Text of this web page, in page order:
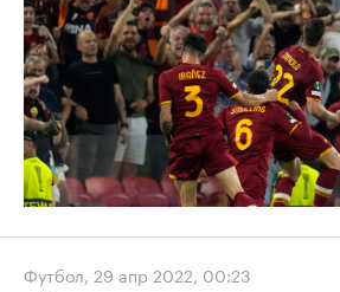
Футбол, 29 апр 2022, 00:23